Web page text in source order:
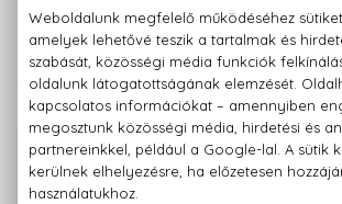
17.190 Ft
KAPCSOLÓDÓ TERMÉKEK
100% eredeti termékek,14 napos